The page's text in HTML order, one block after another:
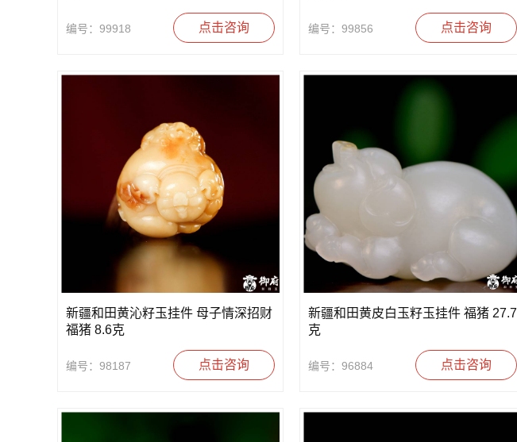
编号：99918 点击咨询 编号：99856 点击咨询
新疆和田黄沁籽玉挂件 母子情深招财
福猪 8.6克
编号：98187 点击咨询
新疆和田黄皮白玉籽玉挂件 福猪 27.7
克
编号：96884 点击咨询